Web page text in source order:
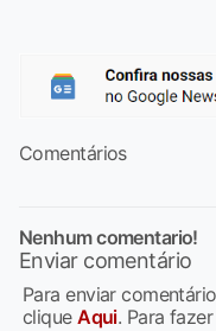
Comentários
Nenhum comentario!
Enviar comentário
Para enviar
cliqueAqui. Para